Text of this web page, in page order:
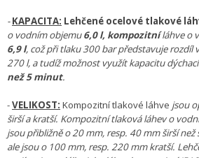
-KAPACITA: Lehčené ocelové tlakové
o vodním objemu6,0 l, kompozitníláhve o
6,9 l, což při tlaku 300 bar představuje rozdíl
270 l, a tudíž možnost využít kapacitu
než 5 minut.
-VELIKOST: Kompozitní tlakové láhve jsou
širší a kratší. Kompozitní tlaková láhev o
jsou přibližně o 20 mm, resp. 40 mm širší než
ale jsou o 100 mm, resp. 220 mm kratší.